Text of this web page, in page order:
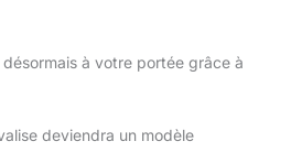
à votre portée grâce à
deviendra un modèle